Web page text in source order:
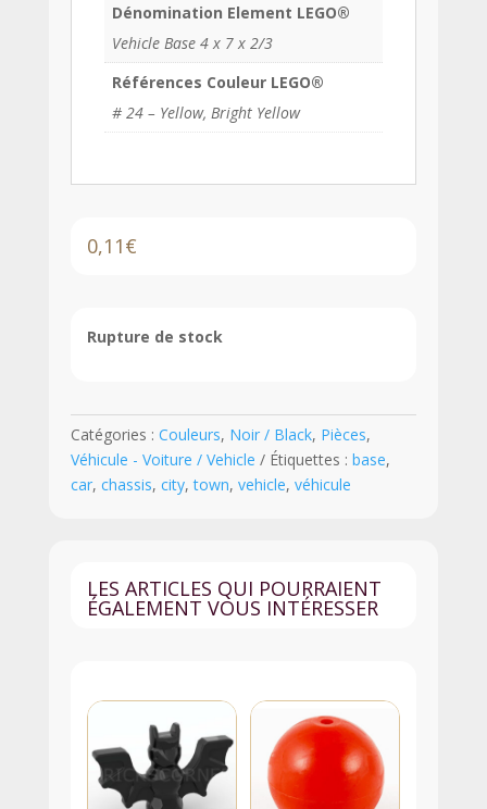
Dénomination Element LEGO®
Vehicle Base 4 x 7 x 2/3
Références Couleur LEGO®
# 24 – Yellow, Bright Yellow
0,11€
Rupture de stock
Catégories : Couleurs, Noir / Black, Pièces,
Véhicule - Voiture / Vehicle
Étiquettes : base,
car, chassis, city,town, vehicle, véhicule
LES ARTICLES QUI POURRAIENT
ÉGALEMENT VOUS INTÉRESSER